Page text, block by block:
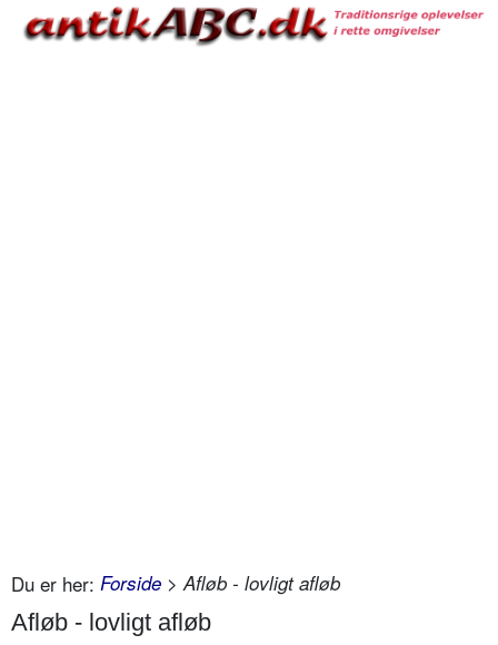
Du er her: Forside > Afløb - lovligt afløb
Afløb - lovligt afløb